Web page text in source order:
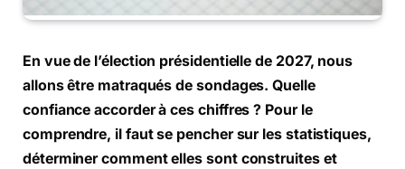
En vue de l’élection présidentielle de 2027, nous
allons être matraqués de sondages. Quelle
confiance accorder à ces chiffres ? Pour le
comprendre, il faut se pencher sur les statistiques,
déterminer comment elles sont construites et